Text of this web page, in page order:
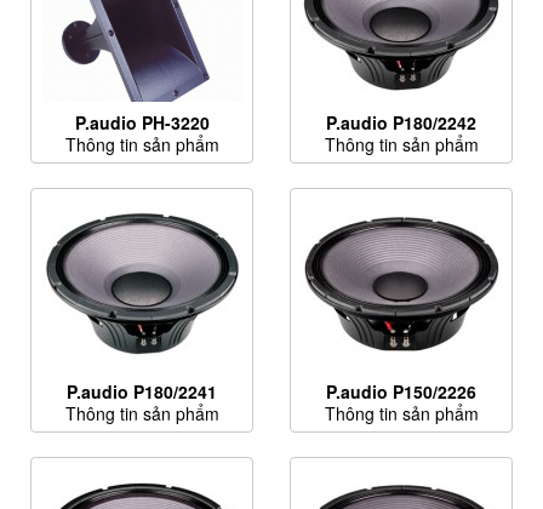
P.audio PH-3220
Thông tin sản phẩm
P.audio P180/2242
Thông tin sản phẩm
P.audio P180/2241
Thông tin sản phẩm
P.audio P150/2226
Thông tin sản phẩm